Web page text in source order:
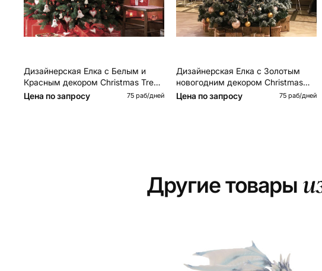
Дизайнерская Елка с Белым и
Красным декором Christmas Tree
Gingerbread Decor
Цена по запросу 75 раб/дней
Дизайнерская Елка с Золотым
новогодним декором Christmas
Tree Golden Feathers
Цена по запросу 75 раб/дней
Другие товары